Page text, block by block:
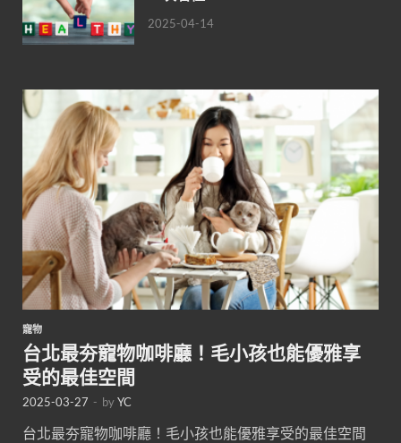
2025-04-14
寵物
台北最夯寵物咖啡廳！毛小孩也能優雅享
受的最佳空間
2025-03-27 - byYC
台北最夯寵物咖啡廳！毛小孩也能優雅享受的最佳空間